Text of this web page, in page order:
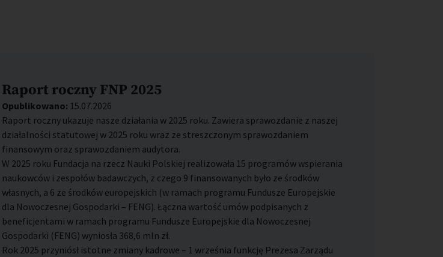
Raport roczny FNP 2025
Opublikowano: 15.07.2026
Raport roczny ukazuje nasze działania w 2025 roku. Zawiera sprawozdanie z naszej
działalności statutowej w 2025 roku wraz ze streszczonym sprawozdaniem
finansowym oraz sprawozdaniem audytora.
W 2025 roku Fundacja na rzecz Nauki Polskiej realizowała 15 programów wspierania
naukowców i zespołów badawczych, z czego 9 finansowanych było ze środków
własnych, a 6 ze środków europejskich (w ramach programu Fundusze Europejskie
dla Nowoczesnej Gospodarki – FENG). Łączna wartość umów podpisanych z
beneficjentami w ramach programu Fundusze Europejskie dla Nowoczesnej
Gospodarki (FENG) wyniosła 368,6 mln zł.
Rok 2025 przyniósł istotne zmiany kadrowe – 1 września funkcję Prezesa Zarządu